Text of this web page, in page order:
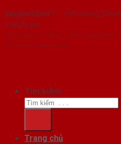
SaigonDoor™ - Hệ thống
Việt Nam
Copyright ⓒ 2016 – 2026
chủ quản SaigonDoor
Tìm kiếm:
Trang chủ